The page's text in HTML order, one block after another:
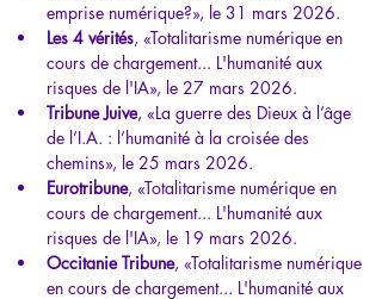
emprise numérique?», le 31 mars 2026.
Les 4 vérités, «Totalitarisme numérique en
cours de chargement... L'humanité aux
risques de l'IA», le 27 mars 2026.
Tribune Juive, «La guerre des Dieux à l’âge
de l’I.A. : l’humanité à la croisée des
chemins», le 25 mars 2026.
Eurotribune, «Totalitarisme numérique en
cours de chargement... L'humanité aux
risques de l'IA», le 19 mars 2026.
Occitanie Tribune, «Totalitarisme numérique
en cours de chargement... L'humanité aux